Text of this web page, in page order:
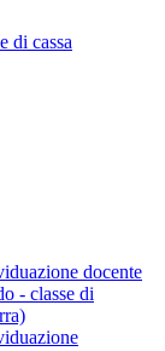
di cassa
docente
- classe di